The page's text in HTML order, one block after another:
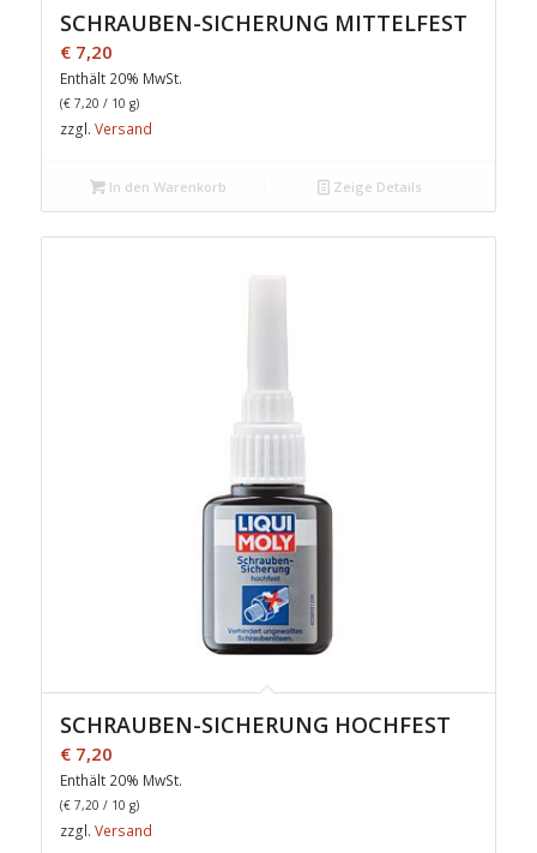
SCHRAUBEN-SICHERUNG MITTELFEST
€7,20
Enthält 20% MwSt.
(€7,20 / 10 g)
zzgl. Versand
In den Warenkorb Zeige Details
SCHRAUBEN-SICHERUNG HOCHFEST
€7,20
Enthält 20% MwSt.
(€7,20 / 10 g)
zzgl. Versand